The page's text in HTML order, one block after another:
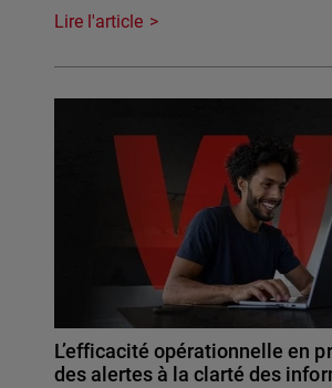
Lire l'article
L’efficacité opérationnelle en
des alertes à la clarté des